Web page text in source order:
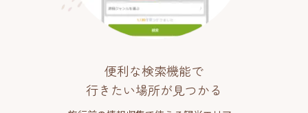
便利な検索機能で
行きたい場所が見つかる